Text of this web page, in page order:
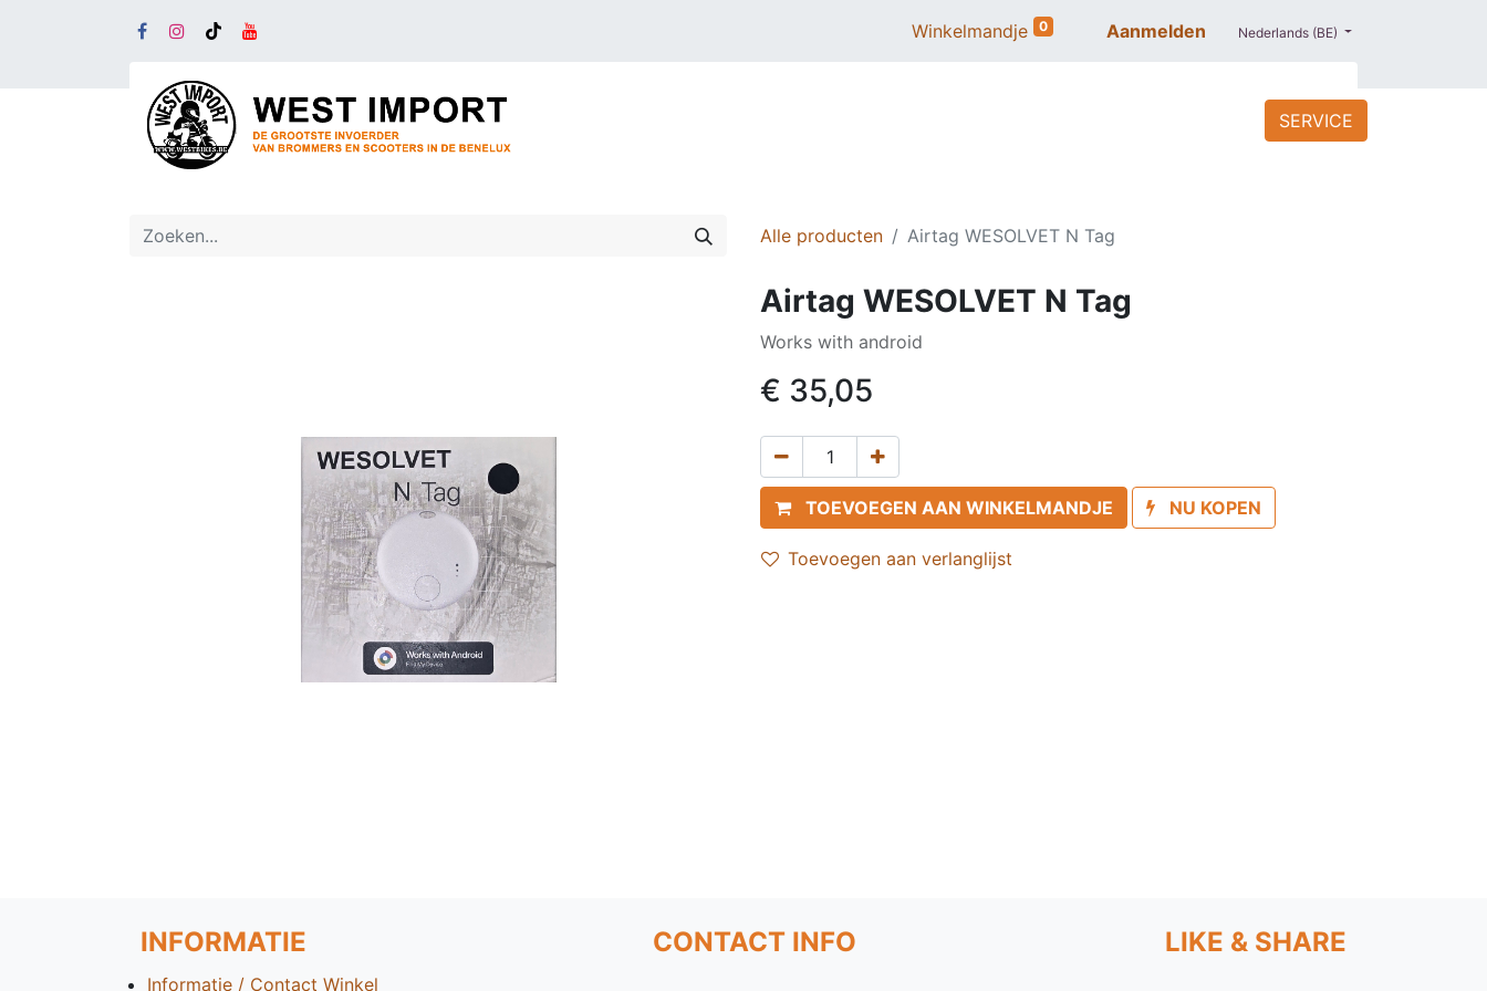
Winkelmandje 0 Aanmelden Nederlands (BE)
PROMO
SERVICE
Alle producten Airtag WESOLVET N Tag
Airtag WESOLVET N Tag
Works with android
€ 35,05
TOEVOEGEN AAN WINKELMANDJE NU KOPEN
Toevoegen aan verlanglijst
INFORMATIE CONTACT INFO LIKE & SHARE
Informatie / Contact Winkel